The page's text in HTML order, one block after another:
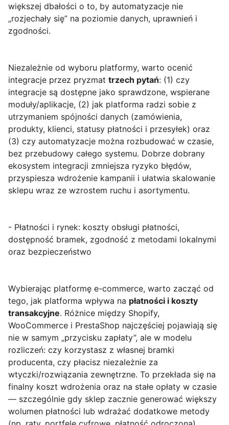
większej dbałości o to, by automatyzacje nie
„rozjechały się” na poziomie danych, uprawnień i
zgodności.
Niezależnie od wyboru platformy, warto ocenić
integracje przez pryzmat trzech pytań: (1) czy
integracje są dostępne jako sprawdzone, wspierane
moduły/aplikacje, (2) jak platforma radzi sobie z
utrzymaniem spójności danych (zamówienia,
produkty, klienci, statusy płatności i przesyłek) oraz
(3) czy automatyzacje można rozbudować w czasie,
bez przebudowy całego systemu. Dobrze dobrany
ekosystem integracji zmniejsza ryzyko błędów,
przyspiesza wdrożenie kampanii i ułatwia skalowanie
sklepu wraz ze wzrostem ruchu i asortymentu.
- Płatności i rynek: koszty obsługi płatności,
dostępność bramek, zgodność z metodami lokalnymi
oraz bezpieczeństwo
Wybierając platformę e-commerce, warto zacząć od
tego, jak platforma wpływa na płatności i koszty
transakcyjne. Różnice między Shopify,
WooCommerce i PrestaShop najczęściej pojawiają się
nie w samym „przycisku zapłaty”, ale w modelu
rozliczeń: czy korzystasz z własnej bramki
producenta, czy płacisz niezależnie za
wtyczki/rozwiązania zewnętrzne. To przekłada się na
finalny koszt wdrożenia oraz na stałe opłaty w czasie
— szczególnie gdy sklep zacznie generować większy
wolumen płatności lub wdrażać dodatkowe metody